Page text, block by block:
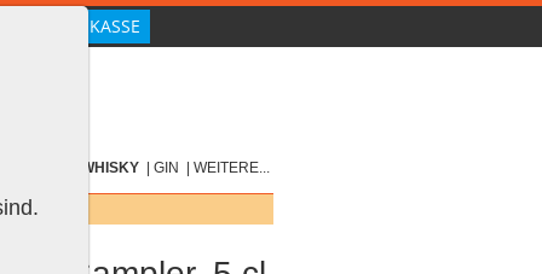
WHISKY GIN WEITERE...